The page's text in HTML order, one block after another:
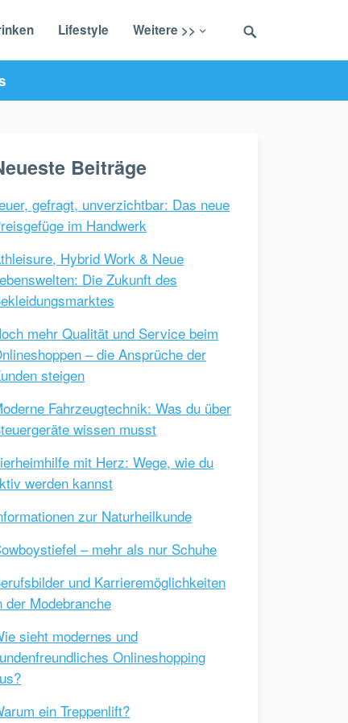
Lifestyle Weitere >>
Beiträge
gefragt, unverzichtbar: Das neue
im Handwerk
Hybrid Work & Neue
Die Zukunft des
mehr Qualität und Service beim
– die Ansprüche der
steigen
Fahrzeugtechnik: Was du über
wissen musst
mit Herz: Wege, wie du
werden kannst
zur Naturheilkunde
– mehr als nur Schuhe
und Karrieremöglichkeiten
der Modebranche
sieht modernes und
Onlineshopping
ein Treppenlift?